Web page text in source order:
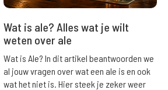
Wat is ale? Alles wat je wilt
weten over ale
Wat is Ale? In dit artikel beantwoorden we
al jouw vragen over wat een ale is en ook
wat het niet is. Hier steek je zeker weer